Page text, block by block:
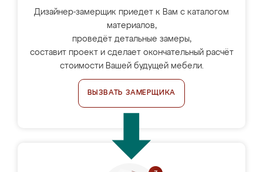
Дизайнер-замерщик приедет к Вам с каталогом
материалов,
проведёт детальные замеры,
составит проект и сделает окончательный расчёт
стоимости Вашей будущей мебели.
ВЫЗВАТЬ ЗАМЕРЩИКА